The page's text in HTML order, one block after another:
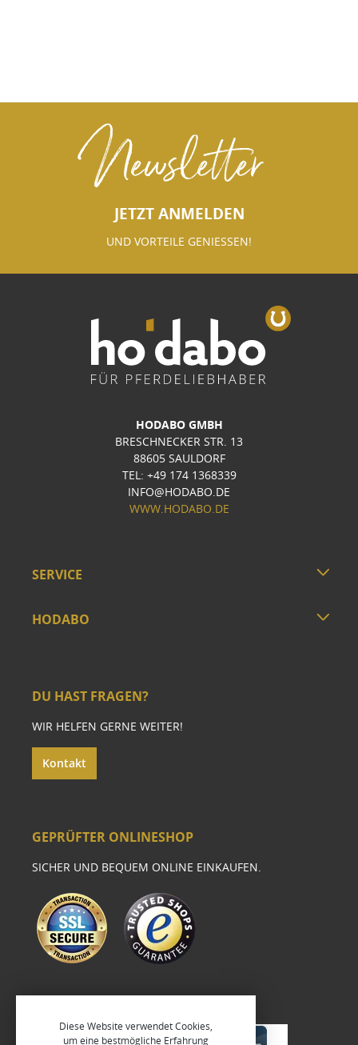
Newsletter
JETZT ANMELDEN
UND VORTEILE GENIESSEN!
HODABO GMBH
BRESCHNECKER STR. 13
88605 SAULDORF
TEL: +49 174 1368339
INFO@HODABO.DE
WWW.HODABO.DE
SERVICE
HODABO
DU HAST FRAGEN?
WIR HELFEN GERNE WEITER!
Kontakt
GEPRÜFTER ONLINESHOP
SICHER UND BEQUEM ONLINE EINKAUFEN.
Diese Website verwendet Cookies,
um eine bestmögliche Erfahrung